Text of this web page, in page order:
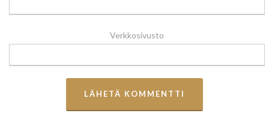
Verkkosivusto